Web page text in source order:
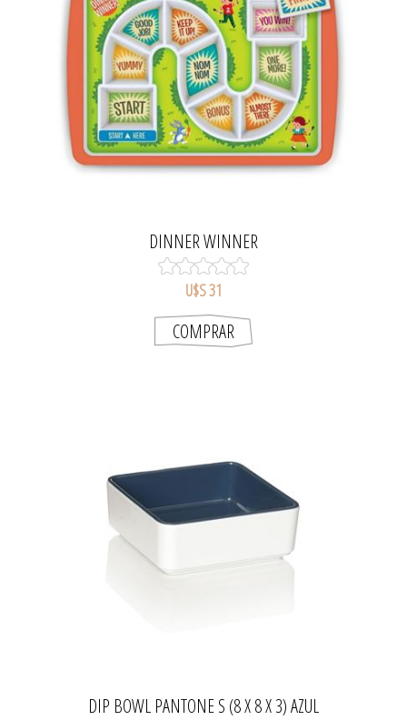
DINNER WINNER
U$S 31
DIP BOWL PANTONE S (8 X 8 X 3) AZUL